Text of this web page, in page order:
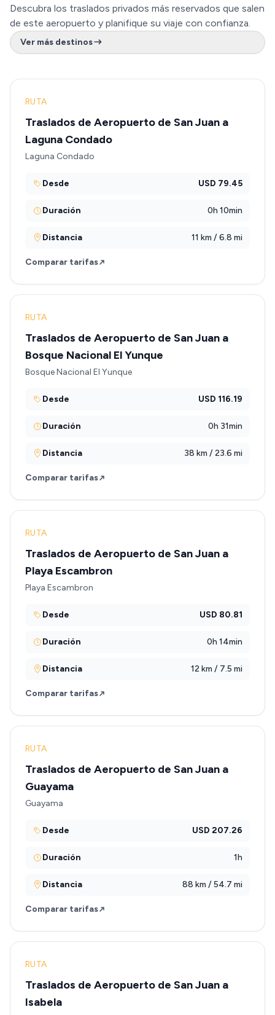
Descubra los traslados privados más reservados que salen
de este aeropuerto y planifique su viaje con confianza.
Ver más destinos
RUTA
Traslados de Aeropuerto de San Juan a
Laguna Condado
Laguna Condado
Desde USD 79.45
Duración 0h 10min
Distancia 11 km / 6.8 mi
Comparar tarifas
RUTA
Traslados de Aeropuerto de San Juan a
Bosque Nacional El Yunque
Bosque Nacional El Yunque
Desde USD 116.19
Duración 0h 31min
Distancia 38 km / 23.6 mi
Comparar tarifas
RUTA
Traslados de Aeropuerto de San Juan a
Playa Escambron
Playa Escambron
Desde USD 80.81
Duración 0h 14min
Distancia 12 km / 7.5 mi
Comparar tarifas
RUTA
Traslados de Aeropuerto de San Juan a
Guayama
Guayama
Desde USD 207.26
Duración 1h
Distancia 88 km / 54.7 mi
Comparar tarifas
RUTA
Traslados de Aeropuerto de San Juan a
Isabela